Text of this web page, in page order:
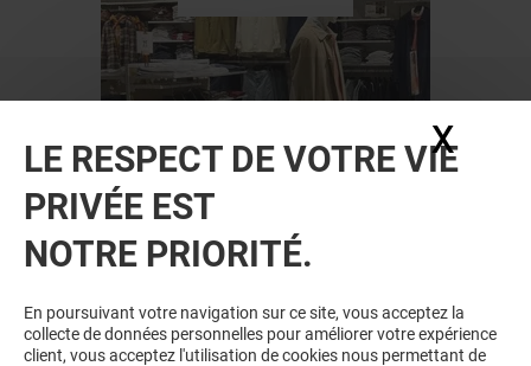
JULES
Ouvert
LE RESPECT DE VOTRE VIE
PRIVÉE EST
NOTRE PRIORITÉ.
En poursuivant votre navigation sur ce site, vous acceptez la
collecte de données personnelles pour améliorer votre expérience
client, vous acceptez l'utilisation de cookies nous permettant de
X